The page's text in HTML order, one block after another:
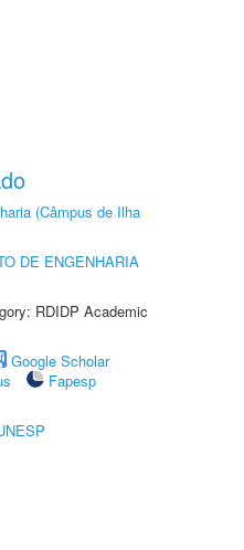
(Câmpus de Ilha
DE ENGENHARIA
RDIDP Academic
Google Scholar
Fapesp